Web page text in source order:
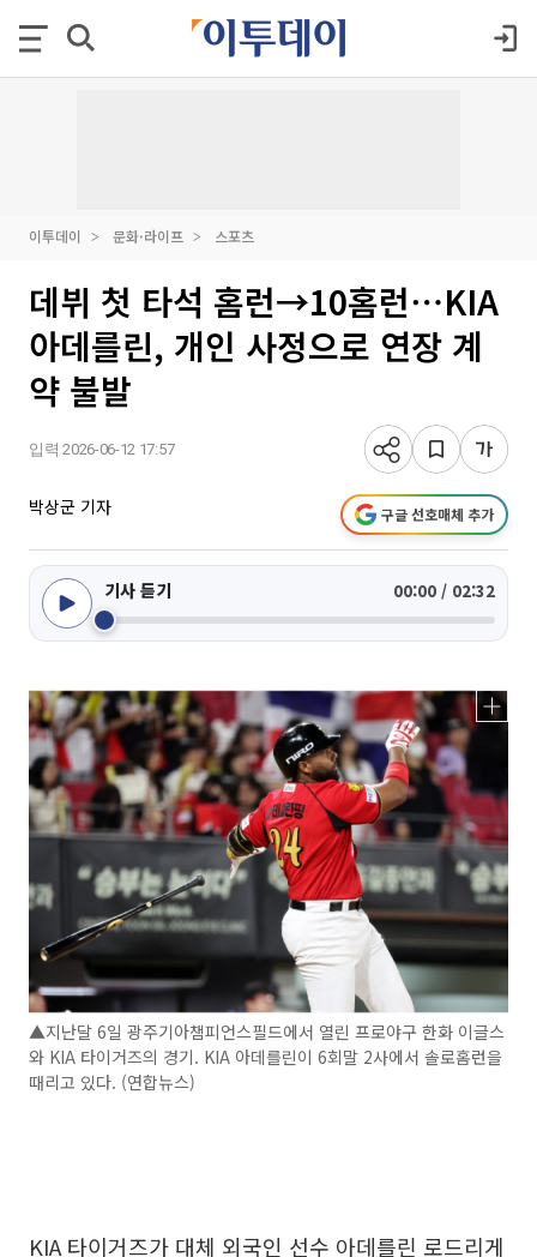
이투데이 문화·라이프 스포츠
데뷔 첫 타석 홈런→10홈런⋯KIA
아데를린, 개인 사정으로 연장 계
약 불발
입력 2026-06-12 17:57
박상군 기자 구글 선호매체 추가
기사 듣기 00:00 / 02:32
▲지난달 6일 광주기아챔피언스필드에서 열린 프로야구 한화 이글스
와 KIA 타이거즈의 경기. KIA 아데를린이 6회말 2사에서 솔로홈런을
때리고 있다. (연합뉴스)
KIA 타이거즈가 대체 외국인 선수 아데를린 로드리게